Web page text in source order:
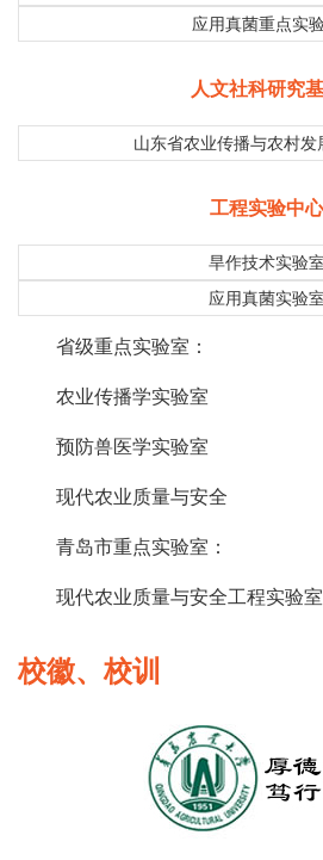
应用真菌重点实
人文社科研究
山东省农业传播与农村发
工程实验中心
旱作技术实验室
应用真菌实验室
省级重点实验室：
农业传播学实验室
预防兽医学实验室
现代农业质量与安全
青岛市重点实验室：
现代农业质量与安全工程实验室
校徽、校训